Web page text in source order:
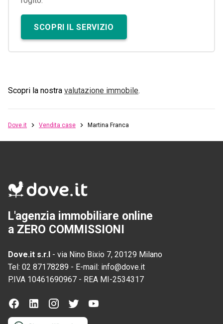
SCOPRI IL SERVIZIO
Scopri la nostra valutazione immobile.
Dove.it Vendita case Martina Franca
L'agenzia immobiliare online
a ZERO COMMISSIONI
Dove.it s.r.l - via Nino Bixio 7, 20129 Milano
Tel: 02 87178289 - E-mail: info@dove.it
P.IVA 10461690967 - REA MI-2534317